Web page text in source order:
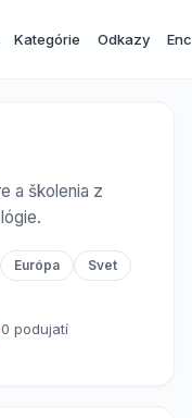
Kategórie Odkazy
a školenia z
Európa
Svet
0 podujatí